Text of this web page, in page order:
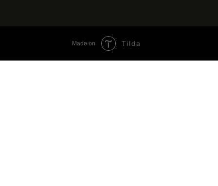
Made on Tilda